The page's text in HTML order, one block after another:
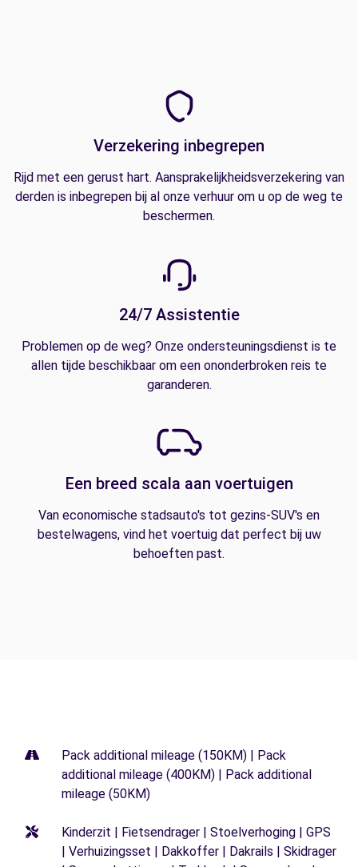
Verzekering inbegrepen
Rijd met een gerust hart. Aansprakelijkheidsverzekering van
derden is inbegrepen bij al onze verhuur om u op de weg te
beschermen.
24/7 Assistentie
Problemen op de weg? Onze ondersteuningsdienst is te
allen tijde beschikbaar om een ononderbroken reis te
garanderen.
Een breed scala aan voertuigen
Van economische stadsauto's tot gezins-SUV's en
bestelwagens, vind het voertuig dat perfect bij uw
behoeften past.
Pack additional mileage (150KM) | Pack
additional mileage (400KM) | Pack additional
mileage (50KM)
Kinderzit | Fietsendrager | Stoelverhoging | GPS
| Verhuizingsset | Dakkoffer | Dakrails | Skidrager